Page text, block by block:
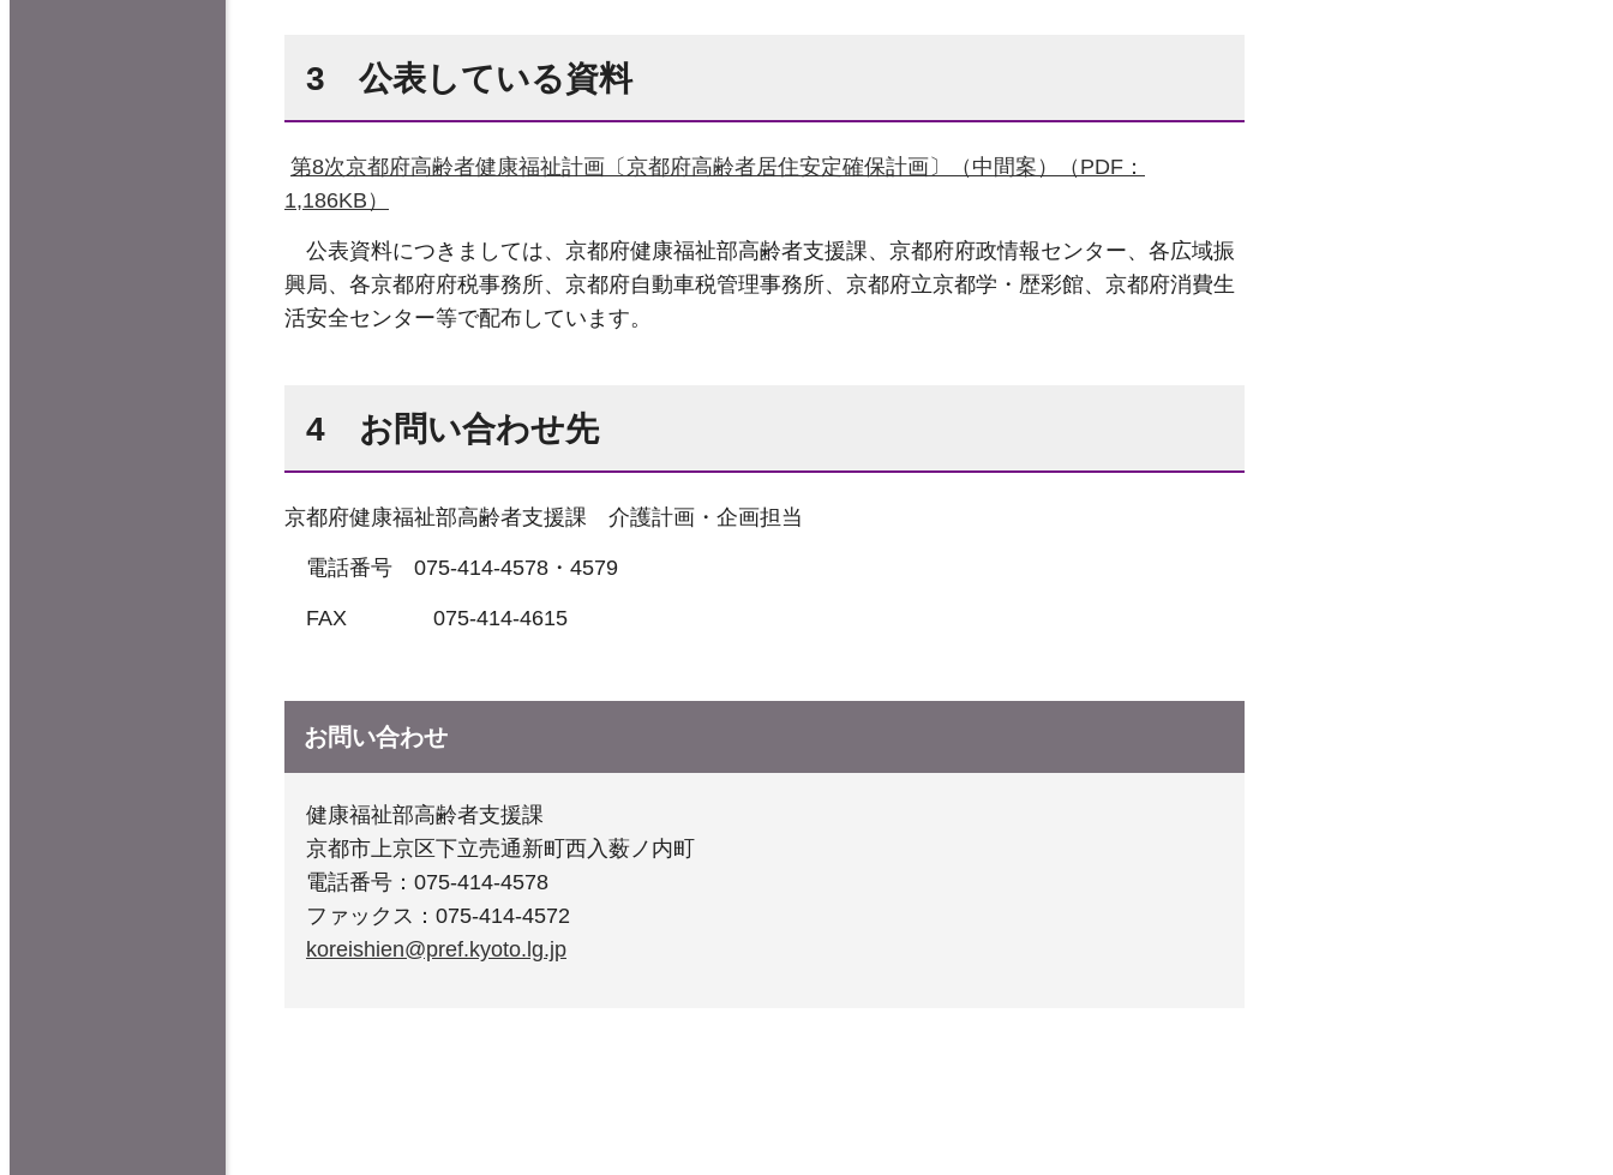
3 公表している資料
第8次京都府高齢者健康福祉計画〔京都府高齢者居住安定確保計画〕（中間案）（PDF：
1,186KB）
公表資料につきましては、京都府健康福祉部高齢者支援課、京都府府政情報センター、各広域振
興局、各京都府府税事務所、京都府自動車税管理事務所、京都府立京都学・歴彩館、京都府消費生
活安全センター等で配布しています。
4 お問い合わせ先
京都府健康福祉部高齢者支援課 介護計画・企画担当
電話番号 075-414-4578・4579
FAX 075-414-4615
お問い合わせ
健康福祉部高齢者支援課
京都市上京区下立売通新町西入薮ノ内町
電話番号：075-414-4578
ファックス：075-414-4572
koreishien@pref.kyoto.lg.jp